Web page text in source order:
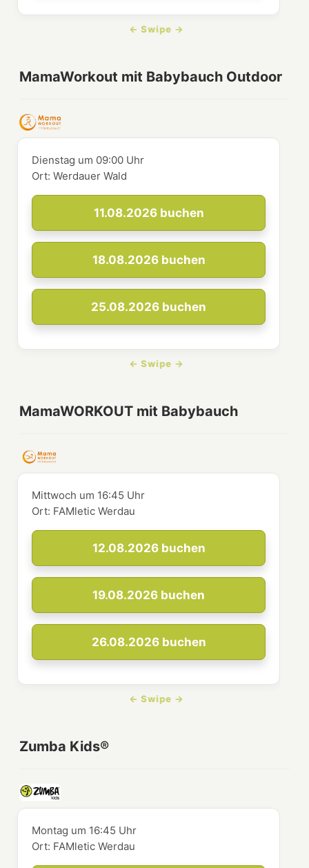
MamaWorkout mit Babybauch Outdoor
Dienstag um 09:00 Uhr
Ort:Werdauer Wald
11.08.2026buchen
18.08.2026buchen
25.08.2026 buchen
MamaWORKOUT mit Babybauch
Mittwoch um 16:45 Uhr
Ort: FAMletic Werdau
12.08.2026buchen
19.08.2026 buchen
26.08.2026buchen
Zumba Kids®
Montag um 16:45 Uhr
Ort: FAMletic Werdau